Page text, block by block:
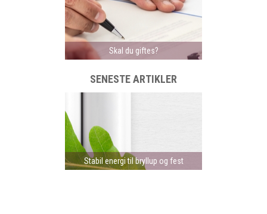
Skal du giftes?
SENESTE ARTIKLER
Stabil energi til bryllup og fest